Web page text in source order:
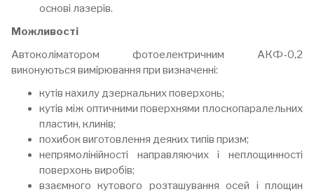
основі лазерів.
Можливості
Автоколіматором фотоелектричним АКФ-0,2
виконуються вимірювання при визначенні:
кутів нахилу дзеркальних поверхонь;
кутів між оптичними поверхнями плоскопаралельних
пластин, клинів;
похибок виготовлення деяких типів призм;
непрямолінійності направляючих і неплощинності
поверхонь виробів;
взаємного кутового розташування осей і площин